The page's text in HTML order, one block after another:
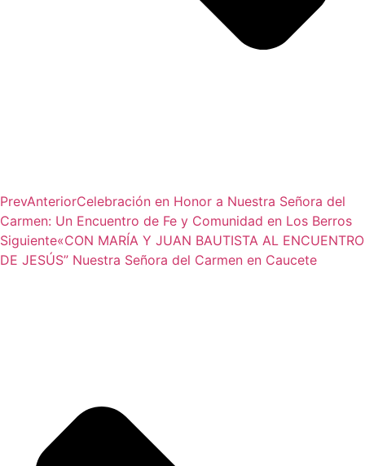
PrevAnteriorCelebración en Honor a Nuestra Señora del
Carmen: Un Encuentro de Fe y Comunidad en Los Berros
Siguiente«CON MARÍA Y JUAN BAUTISTA AL ENCUENTRO
DE JESÚS” Nuestra Señora del Carmen en Caucete